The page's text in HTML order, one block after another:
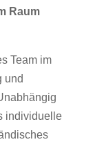
Raum
Team im
und
individuelle